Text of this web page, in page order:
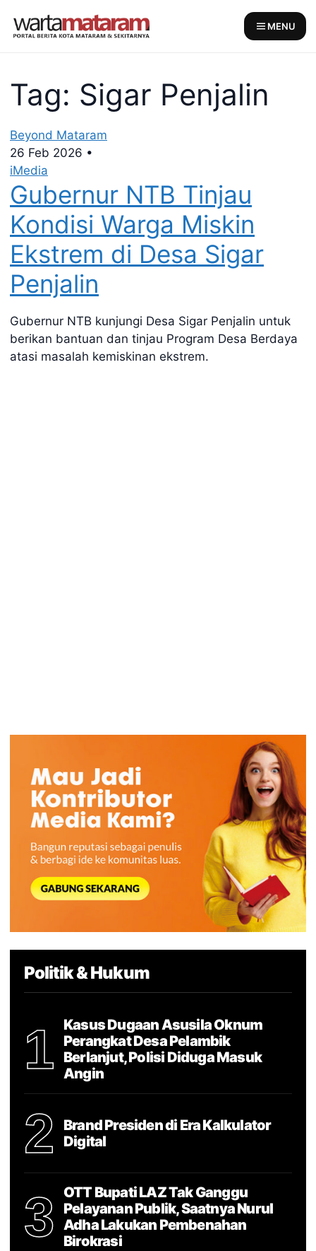
MENU
Tag: Sigar Penjalin
Beyond Mataram
26 Feb 2026 •
iMedia
Gubernur NTB Tinjau
Kondisi Warga Miskin
Ekstrem di Desa Sigar
Penjalin
Gubernur NTB kunjungi Desa Sigar Penjalin untuk
berikan bantuan dan tinjau Program Desa Berdaya
atasi masalah kemiskinan ekstrem.
Politik & Hukum
1
Kasus Dugaan Asusila Oknum
Perangkat Desa Pelambik
Berlanjut, Polisi Diduga Masuk
Angin
2
Brand Presiden di Era Kalkulator
Digital
3
OTT Bupati LAZ Tak Ganggu
Pelayanan Publik, Saatnya Nurul
Adha Lakukan Pembenahan
Birokrasi